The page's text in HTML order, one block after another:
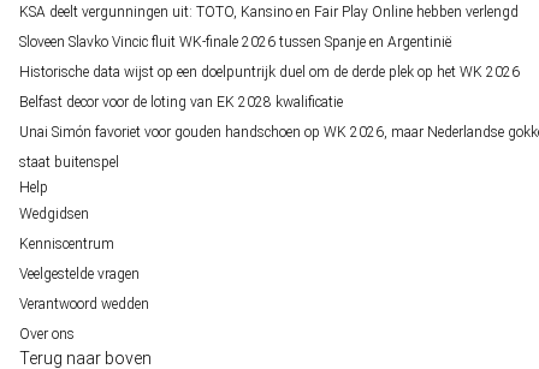
KSA deelt vergunningen uit: TOTO, Kansino en Fair Play Online hebben verlengd
Sloveen Slavko Vincic fluit WK-finale 2026 tussen Spanje en Argentinië
Historische data wijst op een doelpuntrijk duel om de derde plek op het WK 2026
Belfast decor voor de loting van EK 2028 kwalificatie
Unai Simón favoriet voor gouden handschoen op WK 2026, maar Nederlandse
staat buitenspel
Help
Wedgidsen
Kenniscentrum
Veelgestelde vragen
Verantwoord wedden
Over ons
Terug naar boven